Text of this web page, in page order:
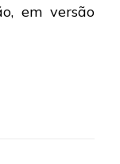
em versão